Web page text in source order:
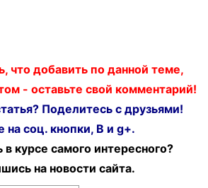
что добавить по данной теме,
- оставьте свой комментарий!
Поделитесь с друзьями!
соц. кнопки, В и g+.
курсе самого интересного?
на новости сайта.